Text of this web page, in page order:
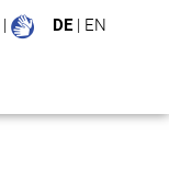
Leichte Sprache
| DE | EN